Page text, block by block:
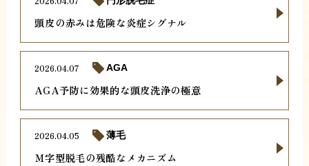
頭皮の赤みは危険な炎症シグナル
AGA予防に効果的な頭皮洗浄の極意
2026.04.07 AGA
Ｍ字型脱毛の残酷なメカニズム
2026.04.05 薄毛